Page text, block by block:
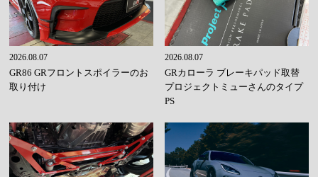
2026.08.07
GR86 GRフロントスポイラーのお
取り付け
2026.08.07
GRカローラ ブレーキパッド取替
プロジェクトミューさんのタイプ
PS